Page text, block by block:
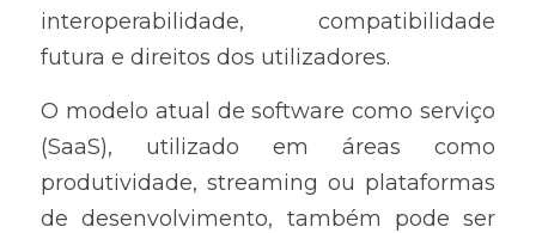
interoperabilidade, compatibilidade
futura e direitos dos utilizadores.
O modelo atual de software como serviço
(SaaS), utilizado em áreas como
produtividade, streaming ou plataformas
de desenvolvimento, também pode ser